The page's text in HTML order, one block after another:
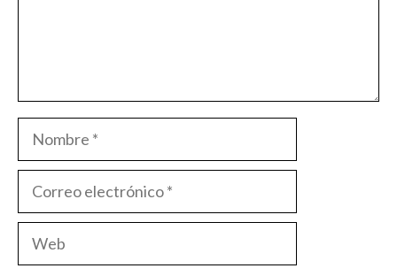
Nombre
Correo
electrónico
Web